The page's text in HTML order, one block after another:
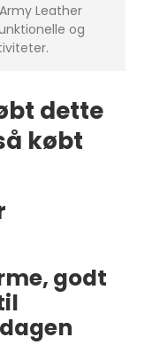
Leather
og
dette
købt
godt